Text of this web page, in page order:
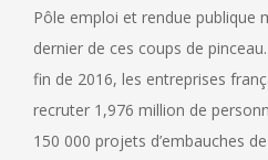
Pôle emploi et rendue publique
dernier de ces coups de
fin de 2016, les entreprises
recruter 1,976 million de
150 000 projets d’embauches